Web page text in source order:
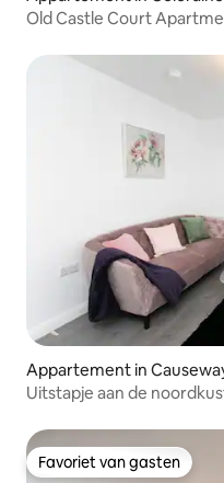
Old Castle Court
Appartement in
Uitstapje aan de
Favoriet van gasten
Favoriet van gasten